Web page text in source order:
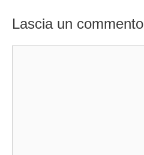
Lascia un commento